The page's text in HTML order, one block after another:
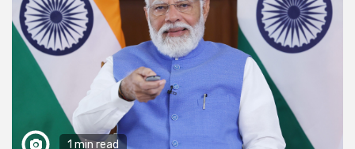
1 min read